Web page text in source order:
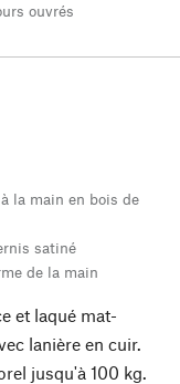
ouvrés
la main en bois de
satiné
de la main
et laqué mat-
lanière en cuir.
jusqu'à 100 kg.